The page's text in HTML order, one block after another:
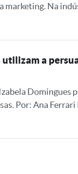
marketing. Na
a
Domingues
Por: Ana